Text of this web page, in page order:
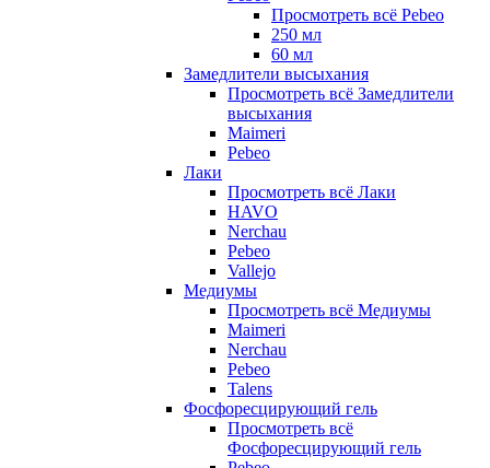
Просмотреть всё Pebeo
250 мл
60 мл
Замедлители высыхания
Просмотреть всё Замедлители
высыхания
Maimeri
Pebeo
Лаки
Просмотреть всё Лаки
HAVO
Nerchau
Pebeo
Vallejo
Медиумы
Просмотреть всё Медиумы
Maimeri
Nerchau
Pebeo
Talens
Фосфоресцирующий гель
Просмотреть всё
Фосфоресцирующий гель